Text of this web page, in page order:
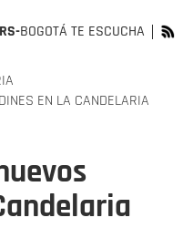
BOGOTÁ TE ESCUCHA
EN LA CANDELARIA